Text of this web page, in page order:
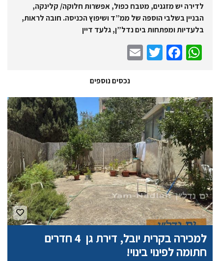
לדירה יש מזגנים, מטבח כפול, אפשרות חלוקה/ קלינקה,
הבניין בשלבי הוספה של ממ”ד ושיפוץ הכניסה. חובה לראות,
בלעדיות ומפתחות בים נדל”ן, גלעד דיין
W
sA
p
p
Fa
o
o
k
T
er
ail
נכסים נוספים
למכירה בקרית יובל, דירת גן 4 חדרים
חתומה לפינוי בינוי!